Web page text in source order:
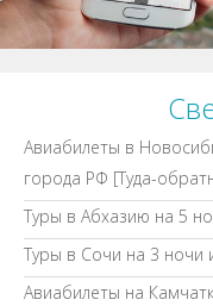
Авиабилеты в
города РФ [Туда-
Туры в Абхазию на 5
Туры в Сочи на 3 ночи
Авиабилеты на